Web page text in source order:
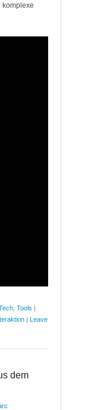
komplexe
Tools |
| Leave
dem